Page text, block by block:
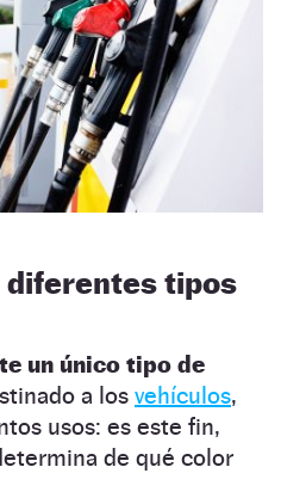
diferentes tipos
un único tipo de
a los vehículos,
usos: es este fin,
de qué color